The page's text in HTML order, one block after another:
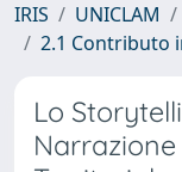
IRIS UNICLAM
2.1 Contributo
Lo